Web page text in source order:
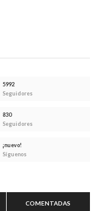
5992
Seguidores
830
Seguidores
¡nuevo!
Síguenos
COMENTADAS